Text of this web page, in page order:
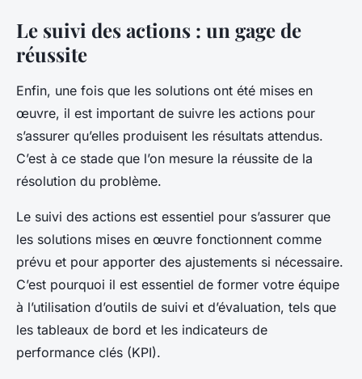
Le suivi des actions : un gage de
réussite
Enfin, une fois que les solutions ont été mises en
œuvre, il est important de suivre les actions pour
s’assurer qu’elles produisent les résultats attendus.
C’est à ce stade que l’on mesure la réussite de la
résolution du problème.
Le suivi des actions est essentiel pour s’assurer que
les solutions mises en œuvre fonctionnent comme
prévu et pour apporter des ajustements si nécessaire.
C’est pourquoi il est essentiel de former votre équipe
à l’utilisation d’outils de suivi et d’évaluation, tels que
les tableaux de bord et les indicateurs de
performance clés (KPI).